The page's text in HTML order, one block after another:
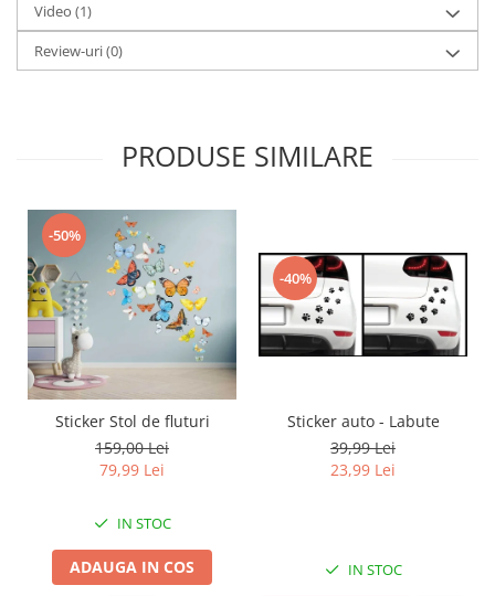
Video (1)
Review-uri(0)
PRODUSE SIMILARE
-50%
Sticker Stol de fluturi
159,00 Lei
79,99 Lei
IN STOC
ADAUGA IN COS
-40%
Sticker auto - Labute
39,99 Lei
23,99 Lei
IN STOC